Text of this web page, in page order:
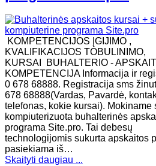
KOMPETENCIJOS ĮGIJIMO ,
KVALIFIKACIJOS TOBULINIMO,
KURSAI BUHALTERIO -
KOMPETENCIJA Informacija ir
0 678 68888. Registracija sms
678 68888(Vardas, Pavardė,
telefonas, kokie kursai). Mokiname
kompiuterizuota buhalterinės
programa Site.pro. Tai debesų
technologijomis sukurta apskaitos
pasiekiama iš…
Skaityti daugiau ...